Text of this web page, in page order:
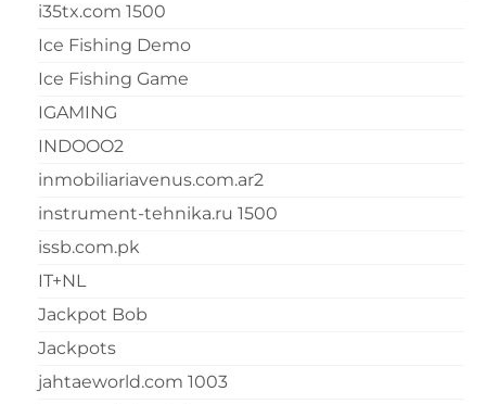
i35tx.com 1500
Ice Fishing Demo
Ice Fishing Game
IGAMING
INDOOO2
inmobiliariavenus.com.ar2
instrument-tehnika.ru 1500
issb.com.pk
IT+NL
Jackpot Bob
Jackpots
jahtaeworld.com 1003